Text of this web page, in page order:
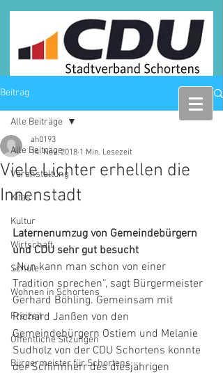
Beitrag
Alle Beiträge
Veranstaltung
Kitas
Kultur
Wirtschaft
Schule
Wohnen in Schortens
Freizeit
Öffentliche Sitzungen
Bürgermeister für Schortens
Alle Beiträge
Viele Lichter erhellen die
Innenstadt
ah0193
14. Nov. 2018 1 Min. Lesezeit
Laternenumzug von Gemeindebürgern
und CDU sehr gut besucht
„Nun kann man schon von einer
Tradition sprechen“, sagt Bürgermeister
Gerhard Böhling. Gemeinsam mit
Richard Janßen von den
Gemeindebürgern Ostiem und Melanie
Sudholz von der CDU Schortens konnte
der Schirmherr des diesjährigen